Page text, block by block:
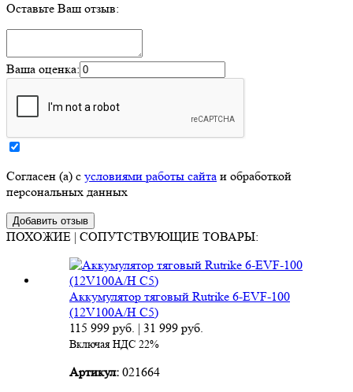
Оставьте Ваш отзыв:
Ваша оценка:
Согласен (а) с условиями работы сайта и обработкой
персональных данных
ПОХОЖИЕ | СОПУТСТВУЮЩИЕ ТОВАРЫ:
Аккумулятор тяговый Rutrike 6-EVF-100
(12V100A/H C5)
115 999 руб. | 31 999 руб.
Включая НДС 22%
Артикул: 021664